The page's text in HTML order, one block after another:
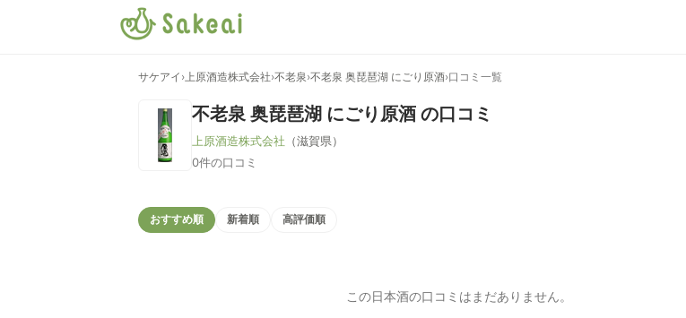
サケアイ ›上原酒造株式会社›不老泉›不老泉 奥琵琶湖 にごり原酒›口コミ一覧
不老泉 奥琵琶湖 にごり原酒 の口コミ
上原酒造株式会社 （滋賀県）
0件の口コミ
おすすめ順 新着順 高評価順
この日本酒の口コミはまだありません。